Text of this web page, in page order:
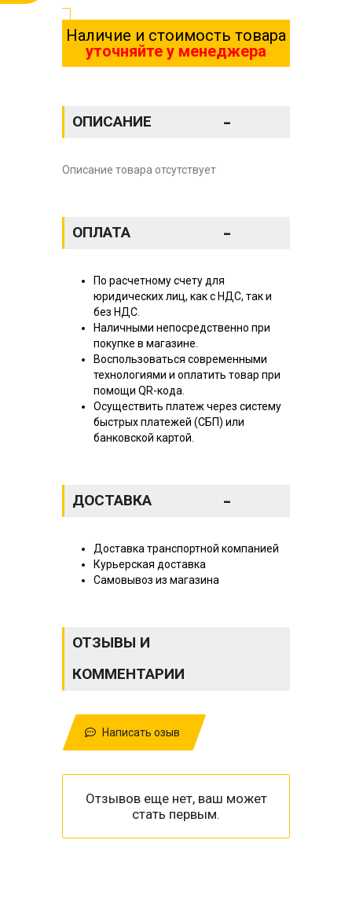
Наличие и стоимость товара
уточняйте у менеджера
ОПИСАНИЕ -
Описание товара отсутствует
ОПЛАТА -
По расчетному счету для
юридических лиц, как с НДС, так и
без НДС.
Наличными непосредственно при
покупке в магазине.
Воспользоваться современными
технологиями и оплатить товар при
помощи QR-кода.
Осуществить платеж через систему
быстрых платежей (СБП) или
банковской картой.
ДОСТАВКА -
Доставка транспортной компанией
Курьерская доставка
Самовывоз из магазина
ОТЗЫВЫ И
КОММЕНТАРИИ
Написать озыв
Отзывов еще нет, ваш может
стать первым.